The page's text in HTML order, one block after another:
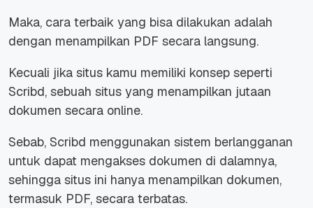
Maka, cara terbaik yang bisa dilakukan adalah
dengan menampilkan PDF secara langsung.
Kecuali jika situs kamu memiliki konsep seperti
Scribd, sebuah situs yang menampilkan jutaan
dokumen secara online.
Sebab, Scribd menggunakan sistem berlangganan
untuk dapat mengakses dokumen di dalamnya,
sehingga situs ini hanya menampilkan dokumen,
termasuk PDF, secara terbatas.